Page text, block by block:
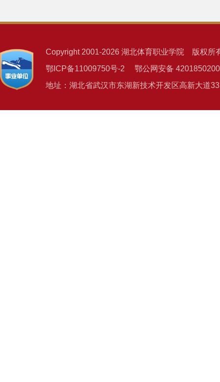
Copyright 2001-2026 湖北体育职业学院 版权所
鄂ICP备11009750号-2 鄂公网安备
地址：湖北省武汉市东湖新技术开发区高新大道